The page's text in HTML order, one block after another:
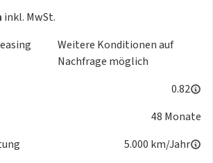
anklappbar
verstell- und heizbar - beide
(Safe Exit Warning - SEW)
inkl. MwSt.
Weitere Konditionen auf
Nachfrage möglich
0.82
48 Monate
5.000 km/Jahr